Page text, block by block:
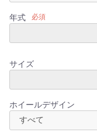
年式 必須
サイズ
ホイールデザイン